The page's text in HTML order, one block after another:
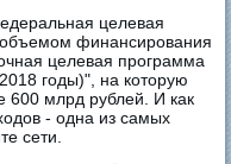
целевая
финансирования
целевая программа
годы)", на которую
600 млрд рублей. И как
- одна из самых
сети.